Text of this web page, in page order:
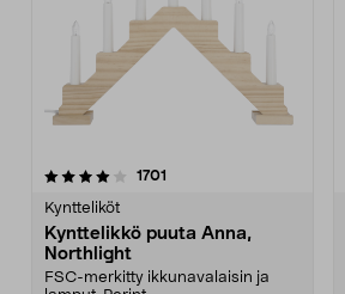
1701
Kyntteliköt
Kynttelikkö puuta Anna,
Northlight
FSC-merkitty ikkunavalaisin ja
4.5 viidestä